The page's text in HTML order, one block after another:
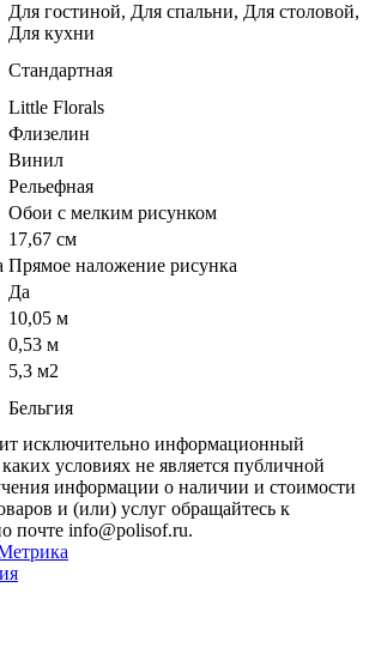
Для гостиной, Для спальни, Для столовой,
Для кухни
Стандартная
Little Florals
Флизелин
Винил
Рельефная
Обои с мелким рисунком
17,67 см
Прямое наложение рисунка
Да
10,05 м
0,53 м
5,3 м2
Бельгия
исключительно информационный
условиях не является публичной
информации о наличии и стоимости
и (или) услуг обращайтесь к
почте info@polisof.ru.